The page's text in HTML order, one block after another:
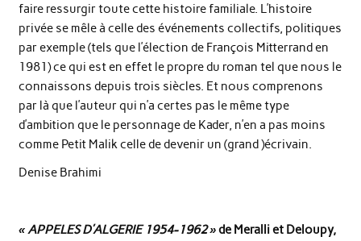
faire ressurgir toute cette histoire familiale. L’histoire
privée se mêle à celle des événements collectifs, politiques
par exemple (tels que l’élection de François Mitterrand en
1981) ce qui est en effet le propre du roman tel que nous le
connaissons depuis trois siècles. Et nous comprenons
par là que l’auteur qui n’a certes pas le même type
d’ambition que le personnage de Kader, n’en a pas moins
comme Petit Malik celle de devenir un (grand )écrivain.
Denise Brahimi
« APPELES D’ALGERIE 1954-1962 »de Meralli et Deloupy,